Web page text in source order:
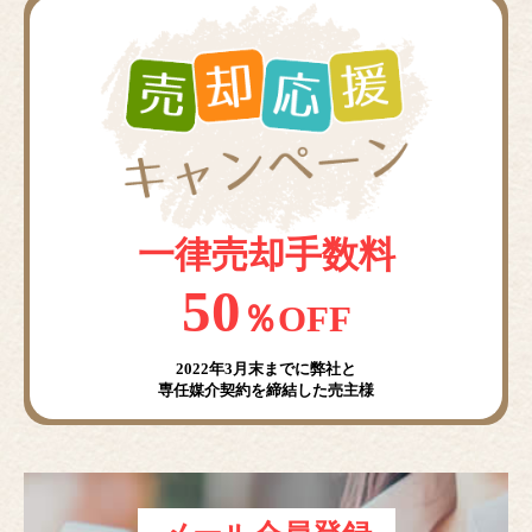
一律売却手数料
50 ％OFF
2022年3月末までに弊社と
専任媒介契約を締結した売主様